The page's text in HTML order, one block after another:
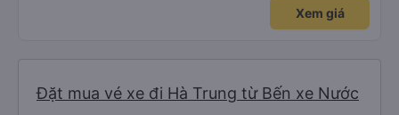
Xem giá
Đặt mua vé xe đi Hà Trung từ Bến xe Nước